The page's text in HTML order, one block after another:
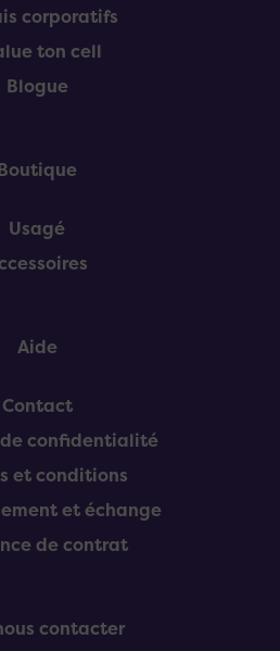
corporatifs
ton cell
Blogue
Usagé
Aide
Contact
confidentialité
et conditions
et échange
de contrat
contacter